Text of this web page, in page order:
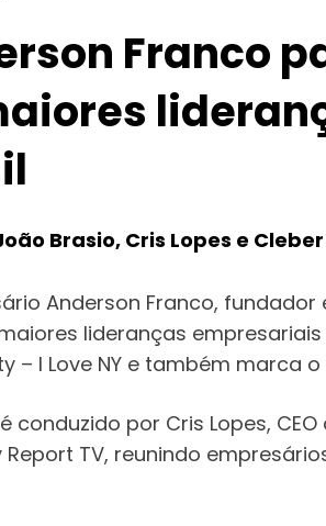
Franco
Brasio, Cris Lopes e
Anderson Franco,
lideranças
– I Love NY e também marca
conduzido por Cris Lopes,
Report TV, reunindo